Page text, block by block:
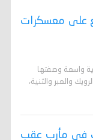
على معسكرات
واسعة وصفتها
والعبر والثنية،
في مأرب عقب